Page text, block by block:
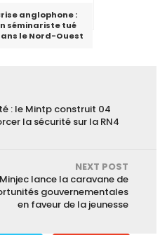
anglophone :
séminariste tué
le Nord-Ouest
: le Mintp construit 04
la sécurité sur la RN4
NEXT POST
lance la caravane de
gouvernementales
en faveur de la jeunesse